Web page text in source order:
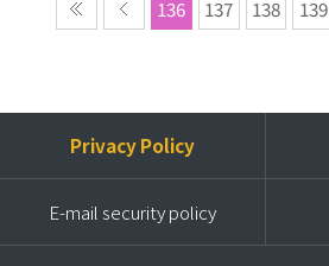
136 137 138 139
Privacy Policy
E-mail security policy